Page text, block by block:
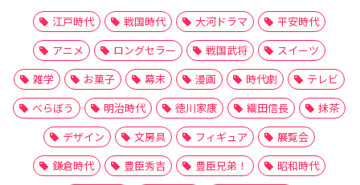
江戸時代 戦国時代 大河ドラマ
平安時代
アニメ
ロングセラー 戦国武将
スイーツ
雑学
お菓子 幕末 漫画 時代劇
テレビ
べらぼう
明治時代 徳川家康 織田信長
抹茶
デザイン
文房具 フィギュア
展覧会
鎌倉時代
豊臣秀吉 豊臣兄弟！
昭和時代